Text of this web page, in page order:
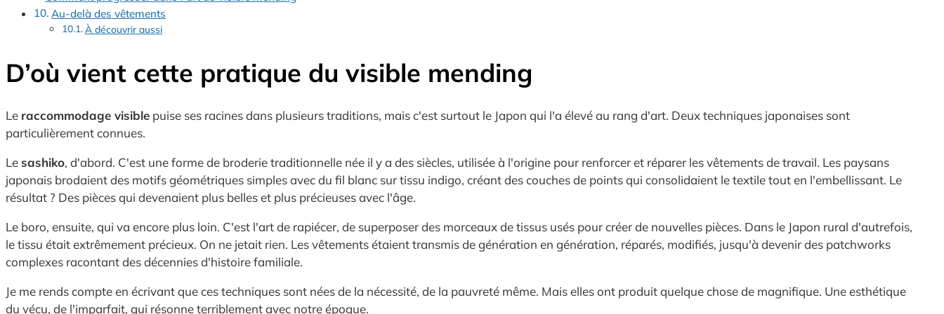
Au-delà des vêtements
À découvrir aussi
D’où vient cette pratique du visible mending
Le raccommodage visible puise ses racines dans plusieurs traditions, mais c'est surtout le Japon qui l'a élevé au rang d'art. Deux techniques japonaises sont
particulièrement connues.
Le sashiko, d'abord. C'est une forme de broderie traditionnelle née il y a des siècles, utilisée à l'origine pour renforcer et réparer les vêtements de travail. Les paysans
japonais brodaient des motifs géométriques simples avec du fil blanc sur tissu indigo, créant des couches de points qui consolidaient le textile tout en l'embellissant. Le
résultat ? Des pièces qui devenaient plus belles et plus précieuses avec l'âge.
Le boro, ensuite, qui va encore plus loin. C'est l'art de rapiécer, de superposer des morceaux de tissus usés pour créer de nouvelles pièces. Dans le Japon rural d'autrefois,
le tissu était extrêmement précieux. On ne jetait rien. Les vêtements étaient transmis de génération en génération, réparés, modifiés, jusqu'à devenir des patchworks
complexes racontant des décennies d'histoire familiale.
Je me rends compte en écrivant que ces techniques sont nées de la nécessité, de la pauvreté même. Mais elles ont produit quelque chose de magnifique. Une esthétique
du vécu, de l'imparfait, qui résonne terriblement avec notre époque.